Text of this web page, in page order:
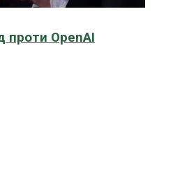
проти OpenAI